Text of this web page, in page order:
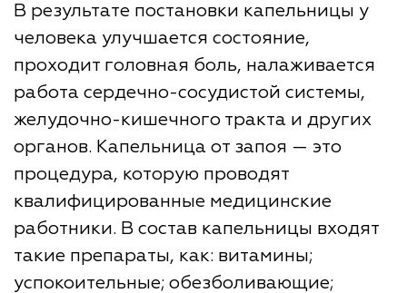
В результате постановки капельницы у
человека улучшается состояние,
проходит головная боль, налаживается
работа сердечно-сосудистой системы,
желудочно-кишечного тракта и других
органов. Капельница от запоя — это
процедура, которую проводят
квалифицированные медицинские
работники. В состав капельницы входят
такие препараты, как: витамины;
успокоительные; обезболивающие;